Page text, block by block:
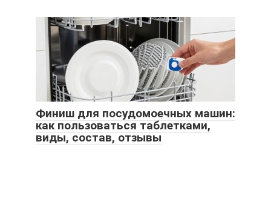
Финиш для посудомоечных машин:
как пользоваться таблетками,
виды, состав, отзывы